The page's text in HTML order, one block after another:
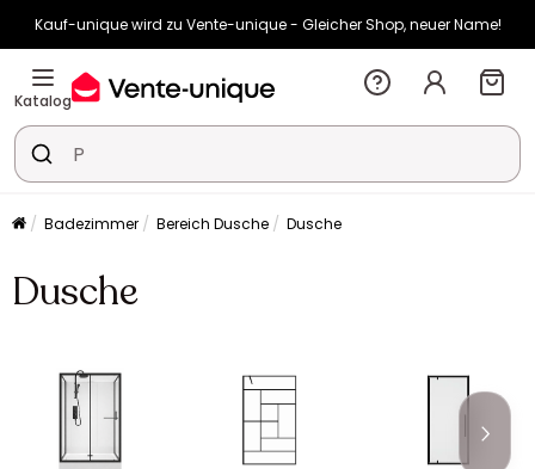
Kauf-unique wird zu Vente-unique - Gleicher Shop, neuer Name!
-10% ab €400 mitHEAT10auf Vente-unique-Produkte
Noch:
Katalog
Badezimmer Bereich Dusche Dusche
Dusche